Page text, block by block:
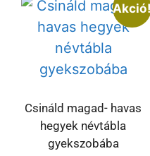
Csináld magad- havas
hegyek névtábla
gyekszobába